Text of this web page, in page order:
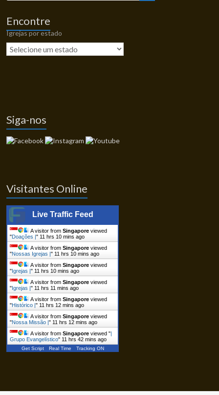
Encontre
Igrejas por estado
Siga-nos
Visitantes Online
Live Traffic Feed
A visitor fromSingapore viewed
"Doações |" 11 hrs 10 mins ago
A visitor fromSingapore viewed
"Nossas Igrejas |" 11 hrs 10 mins ago
A visitor fromSingapore viewed
"Igrejas |" 11 hrs 10 mins ago
A visitor fromSingapore viewed
"Igrejas |" 11 hrs 11 mins ago
A visitor fromSingapore viewed
"Histórico |" 11 hrs 12 mins ago
A visitor fromSingapore viewed
"Nossa Missão |" 11 hrs 12 mins ago
A visitor fromSingapore viewed "|
Grupo Evangelístico" 11 hrs 42 mins ago
Get Script Real Time Tracking ON